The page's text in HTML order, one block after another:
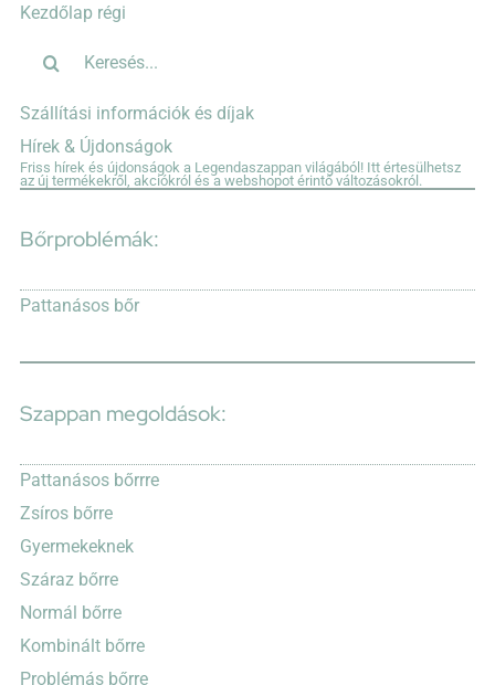
Kezdőlap régi
Szállítási információk és díjak
Hírek & Újdonságok
Friss hírek és újdonságok a Legendaszappan világából! Itt értesülhetsz
az új termékekről, akciókról és a webshopot érintő változásokról.
Bőrproblémák:
Pattanásos bőr
Szappan megoldások:
Pattanásos bőrrre
Zsíros bőrre
Gyermekeknek
Száraz bőrre
Normál bőrre
Kombinált bőrre
Problémás bőrre